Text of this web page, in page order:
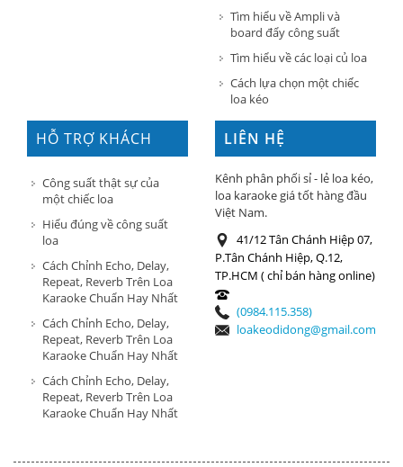
Tìm hiểu về Ampli và
board đẩy công suất
Tìm hiểu về các loại củ loa
Cách lựa chọn một chiếc
loa kéo
HỖ TRỢ KHÁCH
HÀNG
Công suất thật sự của
một chiếc loa
Hiểu đúng về công suất
loa
Cách Chỉnh Echo, Delay,
Repeat, Reverb Trên Loa
Karaoke Chuẩn Hay Nhất
Cách Chỉnh Echo, Delay,
Repeat, Reverb Trên Loa
Karaoke Chuẩn Hay Nhất
Cách Chỉnh Echo, Delay,
Repeat, Reverb Trên Loa
Karaoke Chuẩn Hay Nhất
LIÊN HỆ
Kênh phân phối sỉ - lẻ loa kéo,
loa karaoke giá tốt hàng đầu
Việt Nam.
41/12 Tân Chánh Hiệp 07,
P.Tân Chánh Hiệp, Q.12,
TP.HCM ( chỉ bán hàng online)
(0984.115.358)
loakeodidong@gmail.com